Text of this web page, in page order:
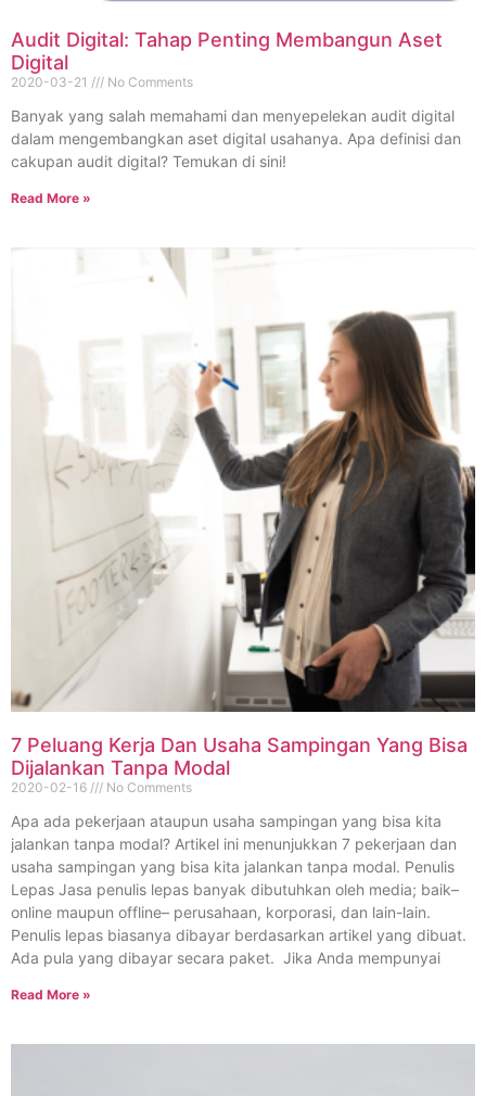
Audit Digital: Tahap Penting Membangun Aset
Digital
2020-03-21 No Comments
Banyak yang salah memahami dan menyepelekan audit digital
dalam mengembangkan aset digital usahanya. Apa definisi dan
cakupan audit digital? Temukan di sini!
Read More »
7 Peluang Kerja Dan Usaha Sampingan Yang Bisa
Dijalankan Tanpa Modal
2020-02-16 No Comments
Apa ada pekerjaan ataupun usaha sampingan yang bisa kita
jalankan tanpa modal? Artikel ini menunjukkan 7 pekerjaan dan
usaha sampingan yang bisa kita jalankan tanpa modal. Penulis
Lepas Jasa penulis lepas banyak dibutuhkan oleh media; baik–
online maupun offline– perusahaan, korporasi, dan lain-lain.
Penulis lepas biasanya dibayar berdasarkan artikel yang dibuat.
Ada pula yang dibayar secara paket. Jika Anda mempunyai
Read More »